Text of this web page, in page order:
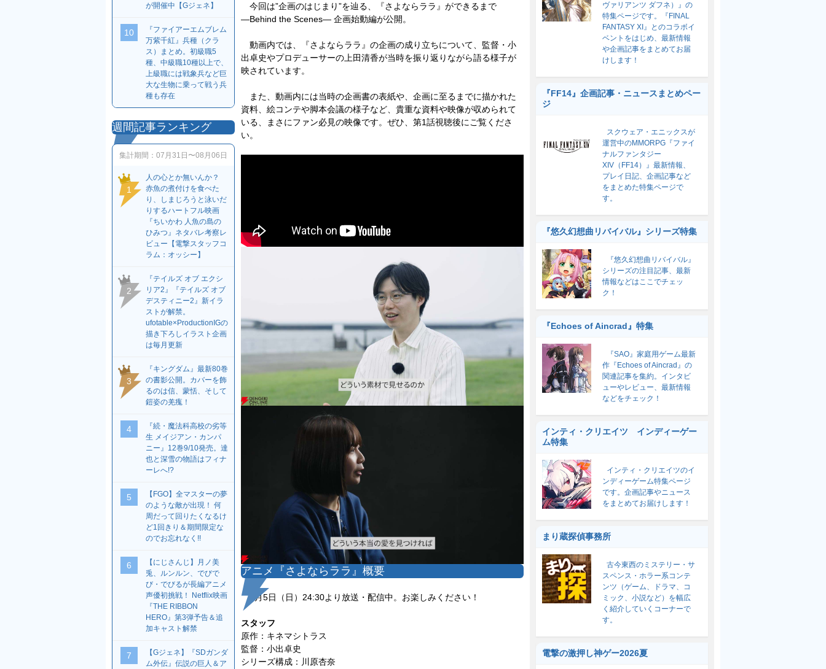
今回は”企画のはじまり”を辿る、『さよならララ』ができるまで
―Behind the Scenes― 企画始動編が公開。
動画内では、『さよならララ』の企画の成り立ちについて、監督・小
出卓史やプロデューサーの上田清香が当時を振り返りながら語る様子が
映されています。
また、動画内には当時の企画書の表紙や、企画に至るまでに描かれた
資料、絵コンテや脚本会議の様子など、貴重な資料や映像が収められて
いる、まさにファン必見の映像です。ぜひ、第1話視聴後にご覧くださ
い。
アニメ『さよならララ』概要
7月5日（日）24:30より放送・配信中。お楽しみください！
スタッフ
原作：キネマシトラス
監督：小出卓史
シリーズ構成：川原杏奈
が開催中【Gジェネ】
10
『ファイアーエムブレム
万紫千紅』兵種（クラ
ス）まとめ。初級職5
種、中級職10種以上で、
上級職には戦象兵など巨
大な生物に乗って戦う兵
種も存在
週間記事ランキング
集計期間： 07月31日〜08月06日
1
人の心とか無いんか？
赤魚の煮付けを食べた
り、しまじろうと泳いだ
りするハートフル映画
『ちいかわ 人魚の島の
ひみつ』ネタバレ考察レ
ビュー【電撃スタッフコ
ラム：オッシー】
2
『テイルズ オブ エクシ
リア2』『テイルズ オブ
デスティニー2』新イラ
ストが解禁。
ufotable×ProductionIGの
描き下ろしイラスト企画
は毎月更新
3
『キングダム』最新80巻
の書影公開。カバーを飾
るのは信、蒙恬、そして
鎧姿の羌瘣！
4
『続・魔法科高校の劣等
生 メイジアン・カンパ
ニー』12巻9/10発売。達
也と深雪の物語はフィナ
ーレへ!?
5
【FGO】全マスターの夢
のような敵が出現！ 何
周だって回りたくなるけ
ど1回きり＆期間限定な
のでお忘れなく!!
6
【にじさんじ】月ノ美
兎、ルンルン、でびで
び・でびるが長編アニメ
声優初挑戦！ Netflix映画
『THE RIBBON
HERO』第3弾予告＆追
加キャスト解禁
7
【Gジェネ】『SDガンダ
ム外伝』伝説の巨人＆ア
ヴァリアンツ ダフネ）』の
特集ページです。『FINAL
FANTASY XI』とのコラボイ
ベントをはじめ、最新情報
や企画記事をまとめてお届
けします！
『FF14』企画記事・ニュースまとめペー
ジ
スクウェア・エニックスが
運営中のMMORPG『ファイ
ナルファンタジー
XIV（FF14）』最新情報、
プレイ日記、企画記事など
をまとめた特集ページで
す。
『悠久幻想曲リバイバル』シリーズ特集
『悠久幻想曲リバイバル』
シリーズの注目記事、最新
情報などはここでチェッ
ク！
『Echoes of Aincrad』特集
『SAO』家庭用ゲーム最新
作『Echoes of Aincrad』の
関連記事を集約。インタビ
ューやレビュー、最新情報
などをチェック！
インティ・クリエイツ インディーゲー
ム特集
インティ・クリエイツのイ
ンディーゲーム特集ページ
です。企画記事やニュース
をまとめてお届けします！
まり蔵探偵事務所
古今東西のミステリー・サ
スペンス・ホラー系コンテ
ンツ（ゲーム、ドラマ、コ
ミック、小説など）を幅広
く紹介していくコーナーで
す。
電撃の激押し神ゲー2026夏